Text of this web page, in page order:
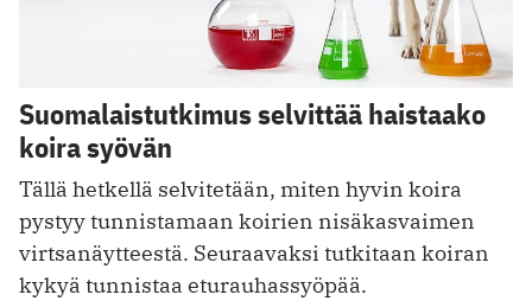
Suomalaistutkimus selvittää haistaako
koira syövän
Tällä hetkellä selvitetään, miten hyvin koira
pystyy tunnistamaan koirien nisäkasvaimen
virtsanäytteestä. Seuraavaksi tutkitaan koiran
kykyä tunnistaa eturauhassyöpää.